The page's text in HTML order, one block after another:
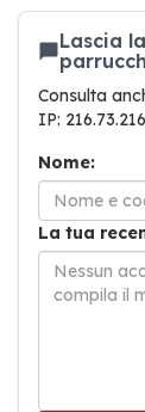
Lascia
Consulta
IP:
Nome:
La tua